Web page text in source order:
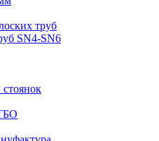
труб
SN4-SN6